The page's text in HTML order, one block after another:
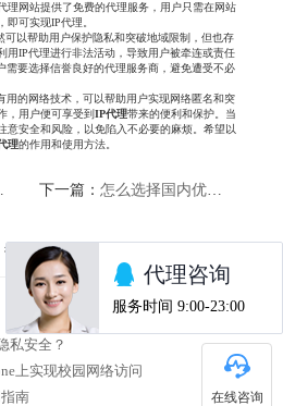
理网站提供了免费的代理服务，用户只需在网站
即可实现IP代理。
可以帮助用户保护隐私和突破地域限制，但也存
用IP代理进行非法活动，导致用户被牵连或责任
需要选择信誉良好的代理服务商，避免遭受不必
用的网络技术，可以帮助用户实现网络匿名和突
，用户便可享受到IP代理带来的便利和保护。当
意安全和风险，以免陷入不必要的麻烦。希望以
理的作用和使用方法。
下一篇： 怎么选择国内优质HTTP代理IP
热门文章
私安全？
上实现校园网络访问
南
在线咨询